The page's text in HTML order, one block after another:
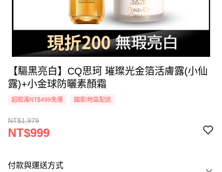
【驅黑亮白】CQ思珂 璀璨光金箔活膚露(小仙
露)+小金球防曬素顏霜
超取滿NT$499免運 國家/地區配送
NT$1,979
NT$999
付款與運送方式